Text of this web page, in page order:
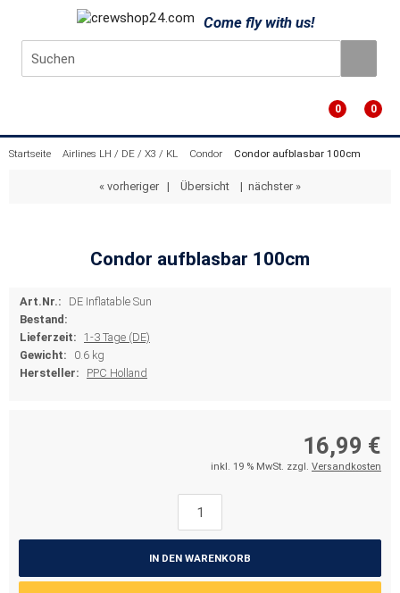
Come fly with us!
0
0
Startseite Airlines LH / DE / X3 / KL Condor Condor aufblasbar 100cm
« vorheriger | Übersicht | nächster »
Condor aufblasbar 100cm
Art.Nr.:
DE Inflatable Sun
Bestand:
Lieferzeit: 1-3 Tage (DE)
Gewicht:
0.6 kg
Hersteller:
PPC Holland
16,99 €
inkl. 19 % MwSt. zzgl. Versandkosten
IN DEN WARENKORB